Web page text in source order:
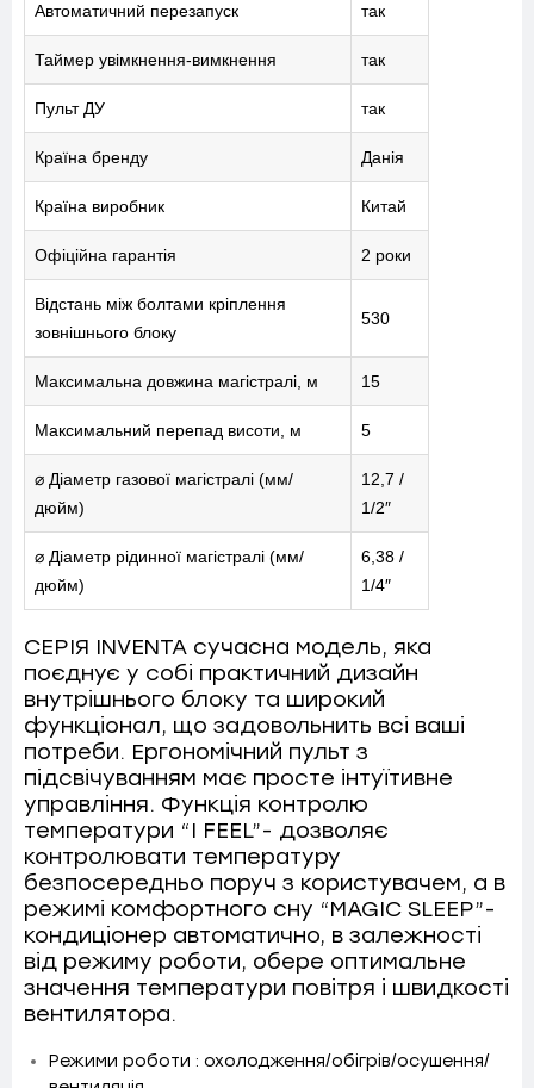
Автоматичний перезапуск так
Таймер увімкнення-вимкнення так
Пульт ДУ так
Країна бренду Данія
Країна виробник Китай
Офіційна гарантія 2 роки
Відстань між болтами кріплення
зовнішнього блоку
530
Максимальна довжина магістралі, м 15
Максимальний перепад висоти, м 5
⌀ Діаметр газової магістралі (мм/
дюйм)
12,7 /
1/2″
⌀ Діаметр рідинної магістралі (мм/
дюйм)
6,38 /
1/4″
СЕРІЯ INVENTA сучасна модель, яка
поєднує у собі практичний дизайн
внутрішнього блоку та широкий
функціонал, що задовольнить всі ваші
потреби. Ергономічний пульт з
підсвічуванням має просте інтуїтивне
управління. Функція контролю
температури “I FEEL”- дозволяє
контролювати температуру
безпосередньо поруч з користувачем, а в
режимі комфортного сну “MAGIC SLEEP”-
кондиціонер автоматично, в залежності
від режиму роботи, обере оптимальне
значення температури повітря і швидкості
вентилятора.
Режими роботи : охолодження/обігрів/осушення/
ПОСЛУГИ
КАТАЛОГ
ПРО НАС
СПІВПРАЦЯ
+38-097-845-12-79 +38-093-147-27-29